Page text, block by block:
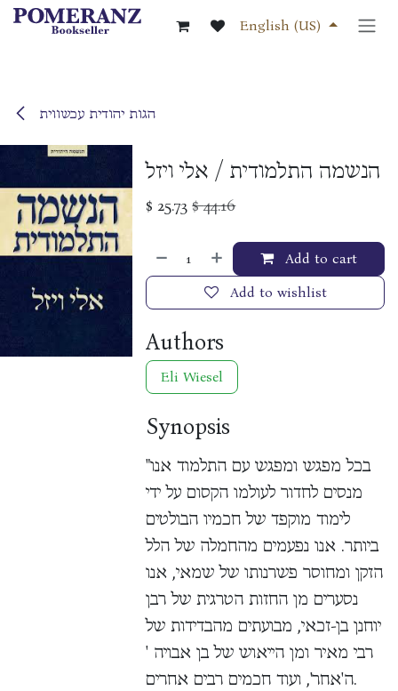
Skip to Content
English (US)
הגות יהודית עכשווית
הנשמה התלמודית / אלי ויזל
$ 25.73 $44.16
Add to cart
Add to wishlist
Authors
Eli Wiesel
Synopsis
"בכל מפגש ומפגש עם התלמוד אנו
מנסים לחדור לעולמו הקסום על ידי
לימוד מוקפד של חכמיו הבולטים
ביותר. אנו נפעמים מהחמלה של הלל
הזקן ומחוסר פשרנותו של שמאי, אנו
נסערים מן החזות הטרגית של רבן
יוחנן בן-זכאי, מבועתים מהבדידות של
רבי מאיר ומן הייאוש של בן אבויה '
ה'אחר', ועוד חכמים רבים אחרים.